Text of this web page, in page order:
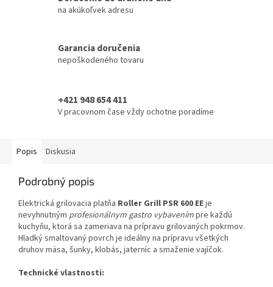
na akúkoľvek adresu
Garancia doručenia
nepoškodeného tovaru
+421 948 654 411
V pracovnom čase vždy ochotne poradíme
Popis Diskusia
Podrobný popis
Elektrická grilovacia platňa Roller Grill PSR 600 EEje
nevyhnutným profesionálnym gastro vybavenímpre každú
kuchyňu, ktorá sa zameriava na prípravu grilovaných pokrmov.
Hladký smaltovaný povrch je ideálny na prípravu všetkých
druhov mäsa, šunky, klobás, jaterníc a smaženie vajíčok.
Technické vlastnosti: